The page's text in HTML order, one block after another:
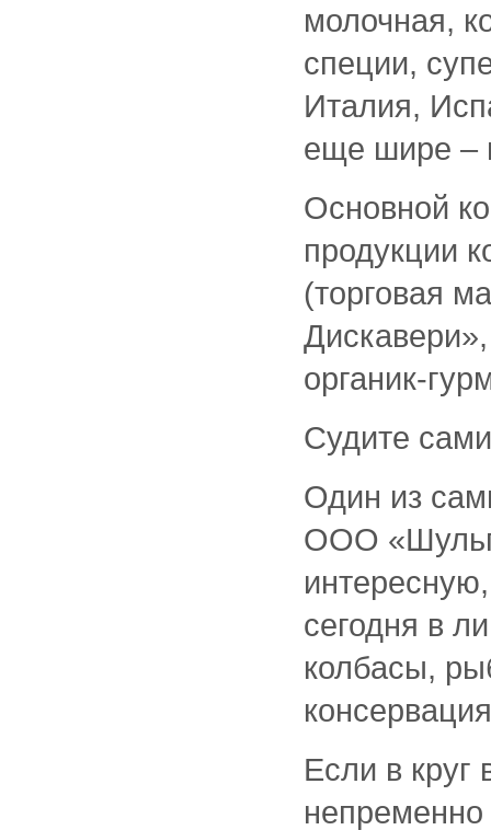
молочная,
специи,
Италия,
еще шире –
Основной
продукции
(торговая
органик-
Судите
Один из
ООО
сегодня в
колбасы,
Если в круг
непременно